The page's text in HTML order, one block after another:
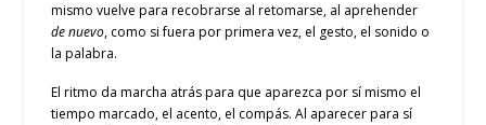
mismo vuelve para recobrarse al retomarse, al aprehender
de nuevo, como si fuera por primera vez, el gesto, el sonido o
la palabra.
El ritmo da marcha atrás para que aparezca por sí mismo el
tiempo marcado, el acento, el compás. Al aparecer para sí